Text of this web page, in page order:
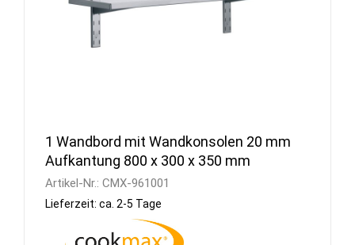
1 Wandbord mit Wandkonsolen 20 mm
Aufkantung 800 x 300 x 350 mm
Artikel-Nr.: CMX-961001
Lieferzeit: ca. 2-5 Tage